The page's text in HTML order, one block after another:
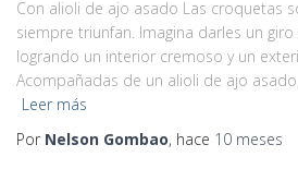
Con alioli de ajo asado Las croquetas
siempre triunfan. Imagina darles un
logrando un interior cremoso y un
Acompañadas de un alioli de ajo
Leer más
Por Nelson Gombao, hace 10 meses